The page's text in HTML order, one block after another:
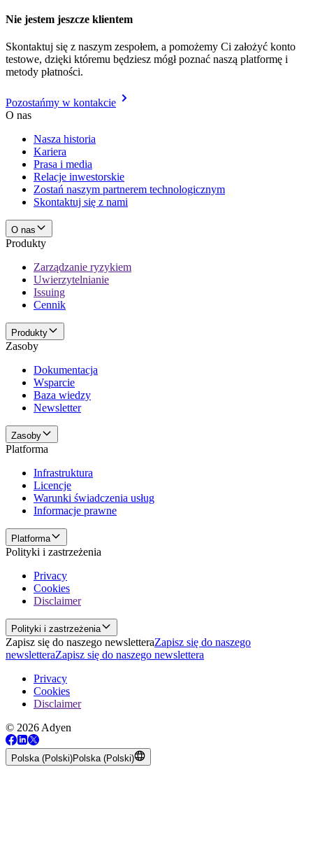
Nie jestem jeszcze klientem
Skontaktuj się z naszym zespołem, a pomożemy Ci założyć konto
testowe, dzięki któremu będziesz mógł poznać naszą platformę i
metody płatności.
Pozostańmy w kontakcie
O nas
Nasza historia
Kariera
Prasa i media
Relacje inwestorskie
Zostań naszym partnerem technologicznym
Skontaktuj się z nami
O nas
Produkty
Zarządzanie ryzykiem
Uwierzytelnianie
Issuing
Cennik
Produkty
Zasoby
Dokumentacja
Wsparcie
Baza wiedzy
Newsletter
Zasoby
Platforma
Infrastruktura
Licencje
Warunki świadczenia usług
Informacje prawne
Platforma
Polityki i zastrzeżenia
Privacy
Cookies
Disclaimer
Polityki i zastrzeżenia
Zapisz się do naszego newsletteraZapisz się do naszego
newsletteraZapisz się do naszego newslettera
Privacy
Cookies
Disclaimer
© 2026 Adyen
Polska (Polski)Polska (Polski)